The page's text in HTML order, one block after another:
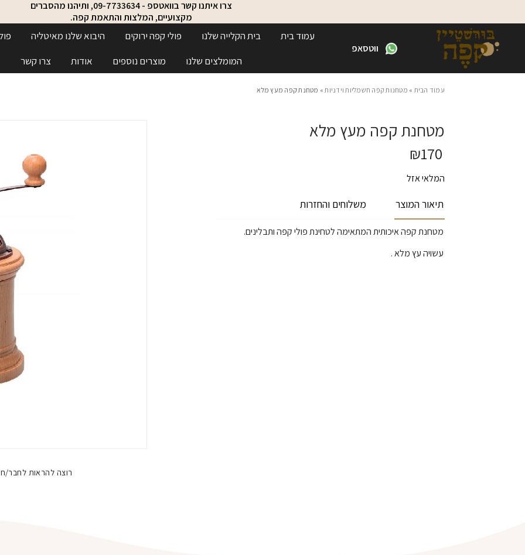
צרו איתנו קשר בוואטספ - 09-7733634, ותיהנו מהסברים
מקצועיים, המלצות והתאמת קפה.
ווטסאפ
עמוד בית בית הקלייה שלנו פולי קפה ירוקים היבוא שלנו מאיטליה
המומלצים שלנו
מוצרים נוספים אודות צרו קשר
עמוד הבית » מטחנות קפה חשמליות וידניות» מטחנת קפה מעץ מלא
מטחנת קפה מעץ מלא
₪170
המלאי אזל
תיאור המוצר משלוחים והחזרות
מטחנת קפה איכותית המתאימה לטחינת פולי קפה ותבלינים.
עשויה עץ מלא .
רוצה להראות לחבר/